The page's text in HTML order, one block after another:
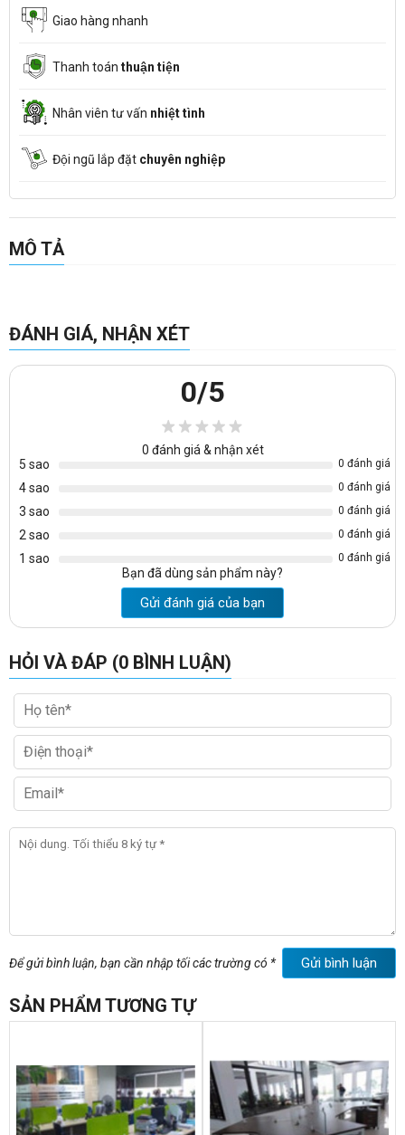
Giao hàng nhanh
Thanh toán thuận tiện
Nhân viên tư vấn nhiệt tình
Đội ngũ lắp đặt chuyên nghiệp
MÔ TẢ
ĐÁNH GIÁ, NHẬN XÉT
0/5
0 đánh giá & nhận xét
5 sao
0 đánh giá
4 sao 0 đánh giá
3 sao 0 đánh giá
2 sao 0 đánh giá
1 sao 0 đánh giá
Bạn đã dùng sản phẩm này?
Gửi đánh giá của bạn
HỎI VÀ ĐÁP (0 BÌNH LUẬN)
Để gửi bình luận, bạn cần nhập tối các trường có * Gửi bình luận
SẢN PHẨM TƯƠNG TỰ